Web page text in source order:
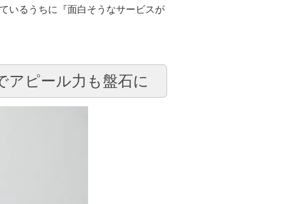
いるうちに『面白そうなサービスが
アピール力も盤石に